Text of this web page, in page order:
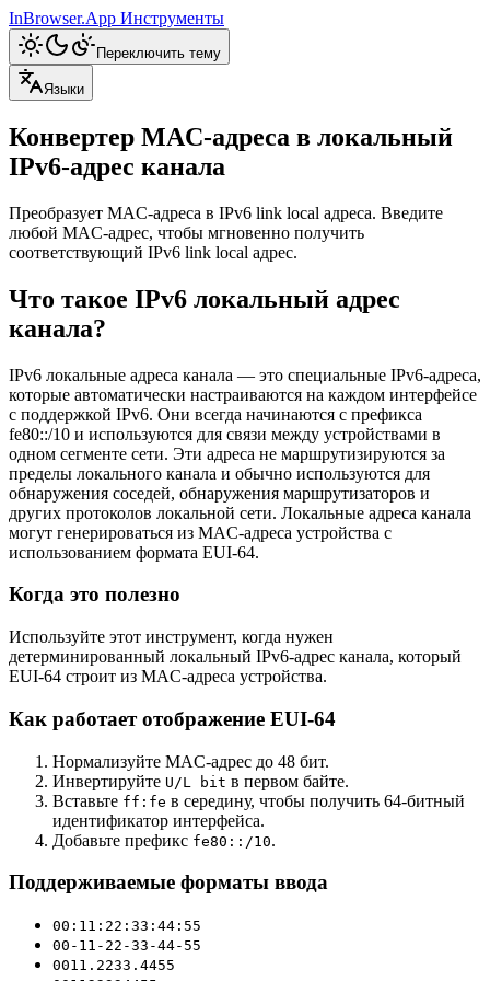
InBrowser.App Инструменты
Переключить тему
Языки
Конвертер MAC-адреса в локальный
IPv6-адрес канала
Преобразует MAC-адреса в IPv6 link local адреса. Введите
любой MAC-адрес, чтобы мгновенно получить
соответствующий IPv6 link local адрес.
Что такое IPv6 локальный адрес
канала?
IPv6 локальные адреса канала — это специальные IPv6-адреса,
которые автоматически настраиваются на каждом интерфейсе
с поддержкой IPv6. Они всегда начинаются с префикса
fe80::/10 и используются для связи между устройствами в
одном сегменте сети. Эти адреса не маршрутизируются за
пределы локального канала и обычно используются для
обнаружения соседей, обнаружения маршрутизаторов и
других протоколов локальной сети. Локальные адреса канала
могут генерироваться из MAC-адреса устройства с
использованием формата EUI-64.
Когда это полезно
Используйте этот инструмент, когда нужен
детерминированный локальный IPv6-адрес канала, который
EUI-64 строит из MAC-адреса устройства.
Как работает отображение EUI-64
Нормализуйте MAC-адрес до 48 бит.
Инвертируйте U/L bit в первом байте.
Вставьте ff:fe в середину, чтобы получить 64-битный
идентификатор интерфейса.
Добавьте префикс fe80::/10.
Поддерживаемые форматы ввода
00:11:22:33:44:55
00-11-22-33-44-55
0011.2233.4455